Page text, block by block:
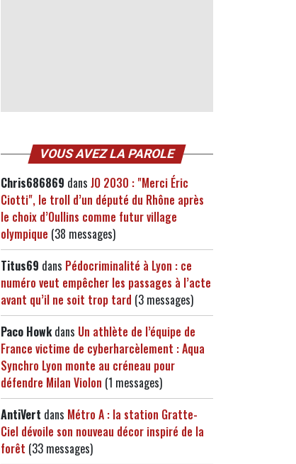
VOUS AVEZ LA PAROLE
Chris686869 dans JO 2030 : "Merci Éric
Ciotti", le troll d’un député du Rhône après
le choix d’Oullins comme futur village
olympique (38 messages)
Titus69 dans Pédocriminalité à Lyon : ce
numéro veut empêcher les passages à l’acte
avant qu’il ne soit trop tard (3 messages)
Paco Howkdans Un athlète de l’équipe de
France victime de cyberharcèlement : Aqua
Synchro Lyon monte au créneau pour
défendre Milan Violon (1 messages)
AntiVert dans Métro A : la station Gratte-
Ciel dévoile son nouveau décor inspiré de la
forêt (33 messages)